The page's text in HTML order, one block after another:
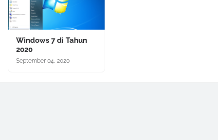
Windows 7 di Tahun
2020
September 04, 2020